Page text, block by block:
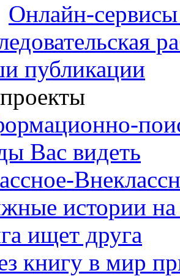
Онлайн-сервисы
публикации
Вас видеть
истории
ищет друга
книгу в мир